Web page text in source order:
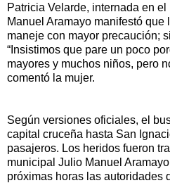
Patricia Velarde, internada en
Manuel Aramayo manifestó
maneje con mayor precaución;
“Insistimos que pare un poco
mayores y muchos niños, pero
comentó la mujer.
Según versiones oficiales, el
capital cruceña hasta San
pasajeros. Los heridos fueron
municipal Julio Manuel
próximas horas las autoridades